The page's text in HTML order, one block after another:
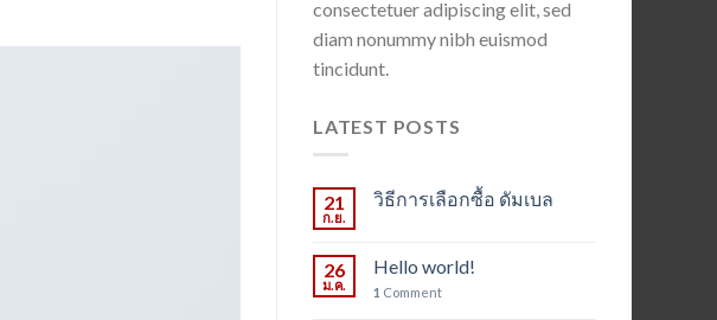
consectetuer adipiscing elit, sed
diam nonummy nibh euismod
tincidunt.
LATEST POSTS
21
ก.ย.
วิธีการเลือกซื้อ ดัมเบล
26
ม.ค.
Hello world!
1 Comment